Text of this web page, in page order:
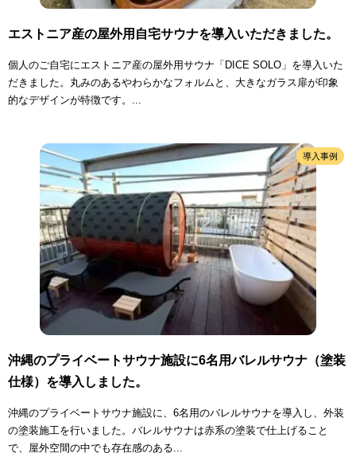
エストニア産の屋外用自宅サウナを導入いただきました。
個人のご自宅にエストニア産の屋外用サウナ「DICE SOLO」を導入いた
だきました。丸みのあるやわらかなフォルムと、大きなガラス扉が印象
的なデザインが特徴です。...
導入事例
沖縄のプライベートサウナ施設に6名用バレルサウナ（塗装
仕様）を導入しました。
沖縄のプライベートサウナ施設に、6名用のバレルサウナを導入し、外装
の塗装施工を行いました。バレルサウナは赤系の塗装で仕上げること
で、屋外空間の中でも存在感のある...